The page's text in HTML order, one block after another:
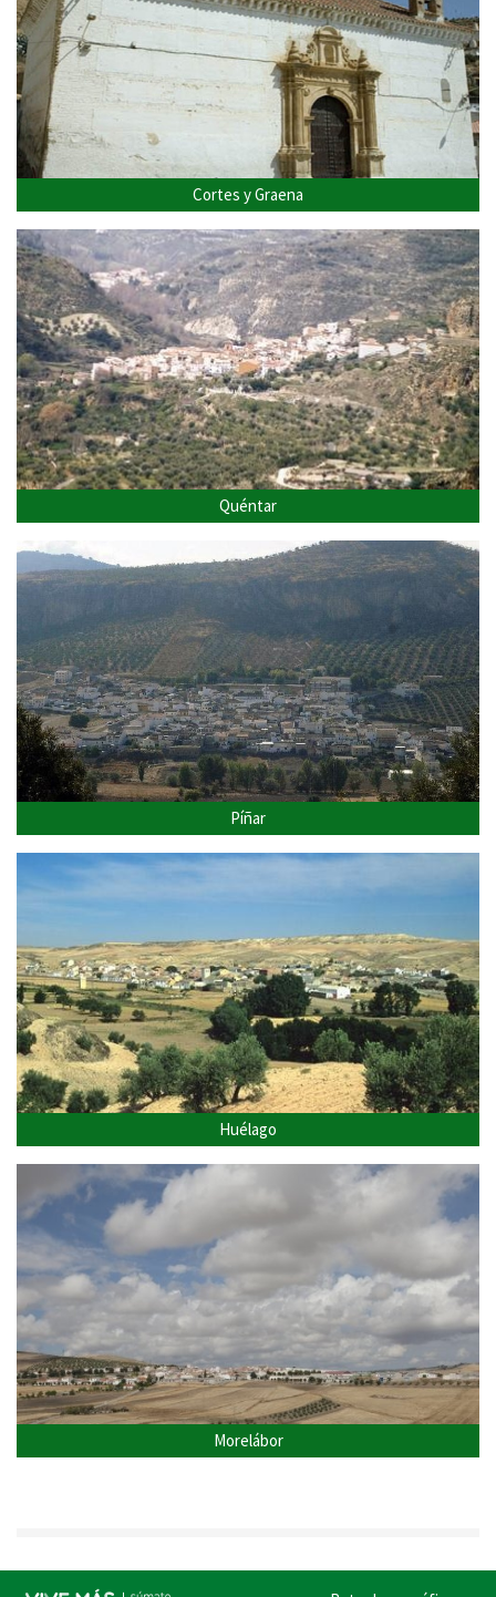
Cortes y Graena
Quéntar
Píñar
Huélago
Morelábor